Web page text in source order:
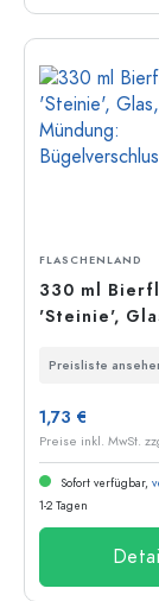
FLASCHENLAND
330 ml
'Steinie',
Preisliste
1,73 €
Sofort verfügbar,
1-2 Tagen